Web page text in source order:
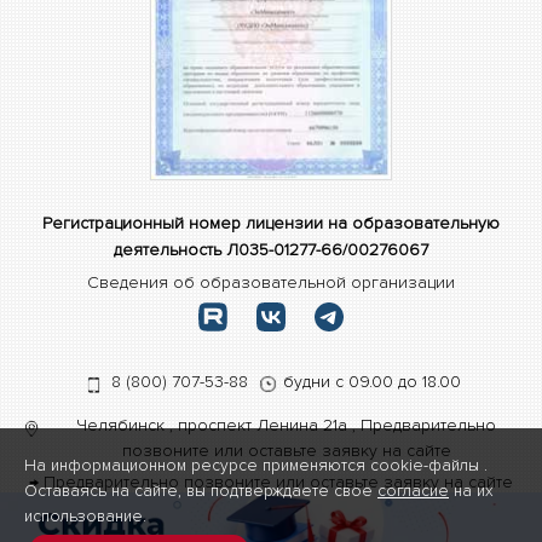
Регистрационный номер лицензии на образовательную
деятельность Л035-01277-66/00276067
Сведения об образовательной организации
8 (800) 707-53-88 будни с 09.00 до 18.00
Челябинск ,проспект Ленина 21а ,Предварительно
позвоните или оставьте заявку на сайте
→ Предварительно позвоните или оставьте заявку на сайте
Карта сайта
На информационном ресурсе применяются cookie-файлы .
Оставаясь на сайте, вы подтверждаете своесогласиена их
использование.